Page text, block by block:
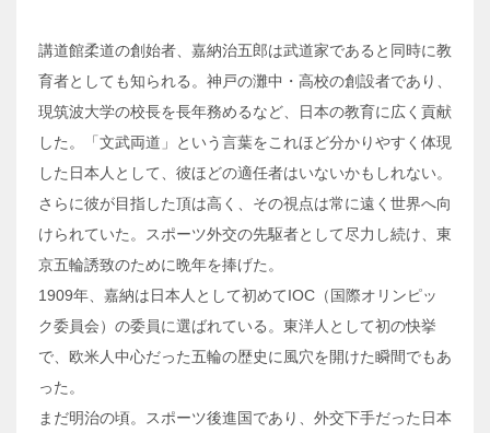
講道館柔道の創始者、嘉納治五郎は武道家であると同時に教
育者としても知られる。神戸の灘中・高校の創設者であり、
現筑波大学の校長を長年務めるなど、日本の教育に広く貢献
した。「文武両道」という言葉をこれほど分かりやすく体現
した日本人として、彼ほどの適任者はいないかもしれない。
さらに彼が目指した頂は高く、その視点は常に遠く世界へ向
けられていた。スポーツ外交の先駆者として尽力し続け、東
京五輪誘致のために晩年を捧げた。
1909年、嘉納は日本人として初めてIOC（国際オリンピッ
ク委員会）の委員に選ばれている。東洋人として初の快挙
で、欧米人中心だった五輪の歴史に風穴を開けた瞬間でもあ
った。
まだ明治の頃。スポーツ後進国であり、外交下手だった日本